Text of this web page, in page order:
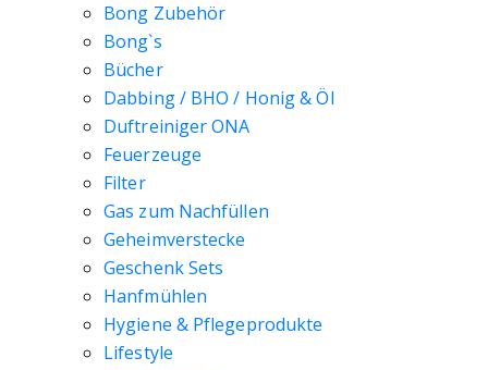
Bong Zubehör
Bong`s
Bücher
Dabbing / BHO / Honig & Öl
Duftreiniger ONA
Feuerzeuge
Filter
Gas zum Nachfüllen
Geheimverstecke
Geschenk Sets
Hanfmühlen
Hygiene & Pflegeprodukte
Lifestyle